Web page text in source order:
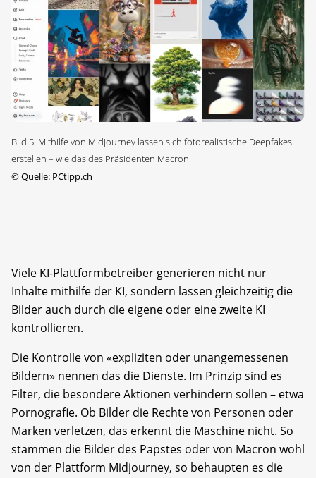
Bild 5: Mithilfe von Midjourney lassen sich fotorealistische Deepfakes
erstellen – wie das des Präsidenten Macron
©Quelle: PCtipp.ch
Viele KI-Plattformbetreiber generieren nicht nur
Inhalte mithilfe der KI, sondern lassen gleichzeitig die
Bilder auch durch die eigene oder eine zweite KI
kontrollieren.
Die Kontrolle von «expliziten oder unangemessenen
Bildern» nennen das die Dienste. Im Prinzip sind es
Filter, die besondere Aktionen verhindern sollen – etwa
Pornografie. Ob Bilder die Rechte von Personen oder
Marken verletzen, das erkennt die Maschine nicht. So
stammen die Bilder des Papstes oder von Macron wohl
von der Plattform Midjourney, so behaupten es die